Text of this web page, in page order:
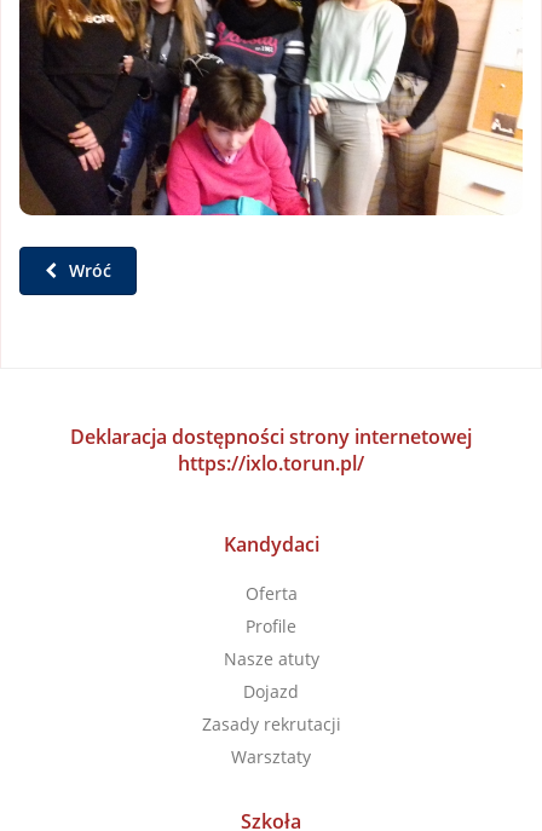
Wróć
Deklaracja dostępności strony internetowej
https://ixlo.torun.pl/
Kandydaci
Oferta
Profile
Nasze atuty
Dojazd
Zasady rekrutacji
Warsztaty
Szkoła